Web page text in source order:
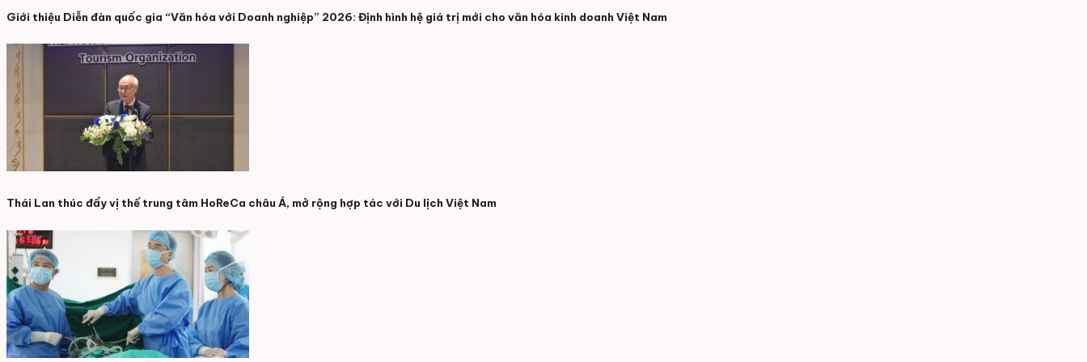
Giới thiệu Diễn đàn quốc gia “Văn hóa với Doanh nghiệp” 2026: Định hình hệ giá trị mới cho văn hóa kinh doanh Việt Nam
Thái Lan thúc đẩy vị thế trung tâm HoReCa châu Á, mở rộng hợp tác với Du lịch Việt Nam